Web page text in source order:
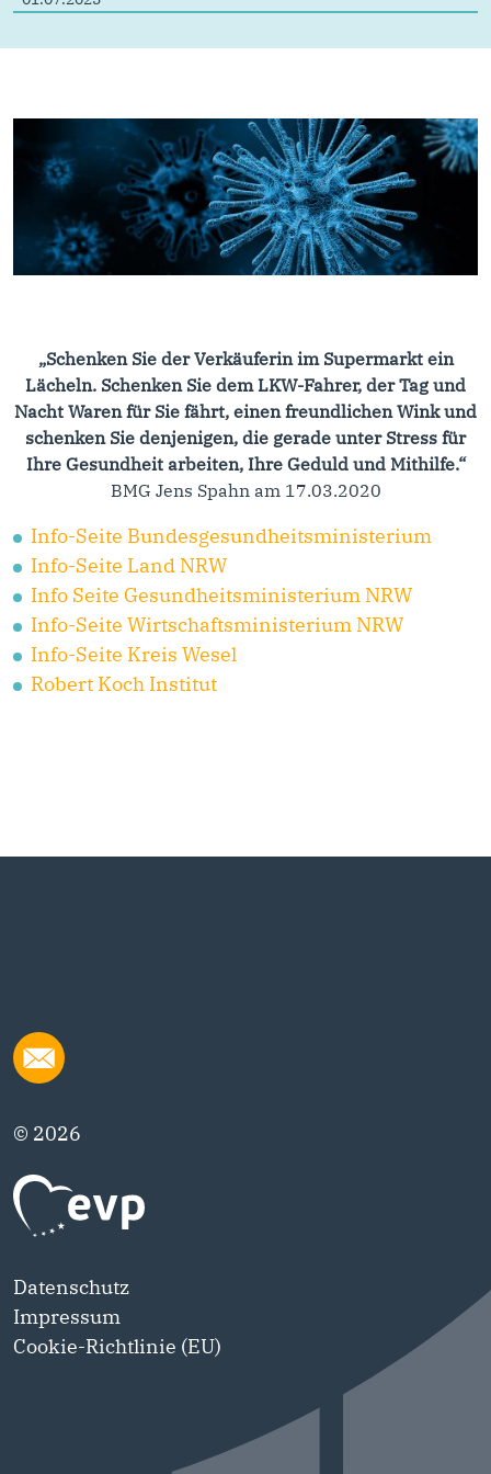
„Schenken Sie der Verkäuferin im Supermarkt ein
Lächeln. Schenken Sie dem LKW-Fahrer, der Tag und
Nacht Waren für Sie fährt, einen freundlichen Wink und
schenken Sie denjenigen, die gerade unter Stress für
Ihre Gesundheit arbeiten, Ihre Geduld und Mithilfe.“
BMG Jens Spahn am 17.03.2020
Info-Seite Bundesgesundheitsministerium
Info-Seite Land NRW
Info Seite Gesundheitsministerium NRW
Info-Seite Wirtschaftsministerium NRW
Info-Seite Kreis Wesel
Robert Koch Institut
© 2026
Datenschutz
Impressum
Cookie-Richtlinie (EU)